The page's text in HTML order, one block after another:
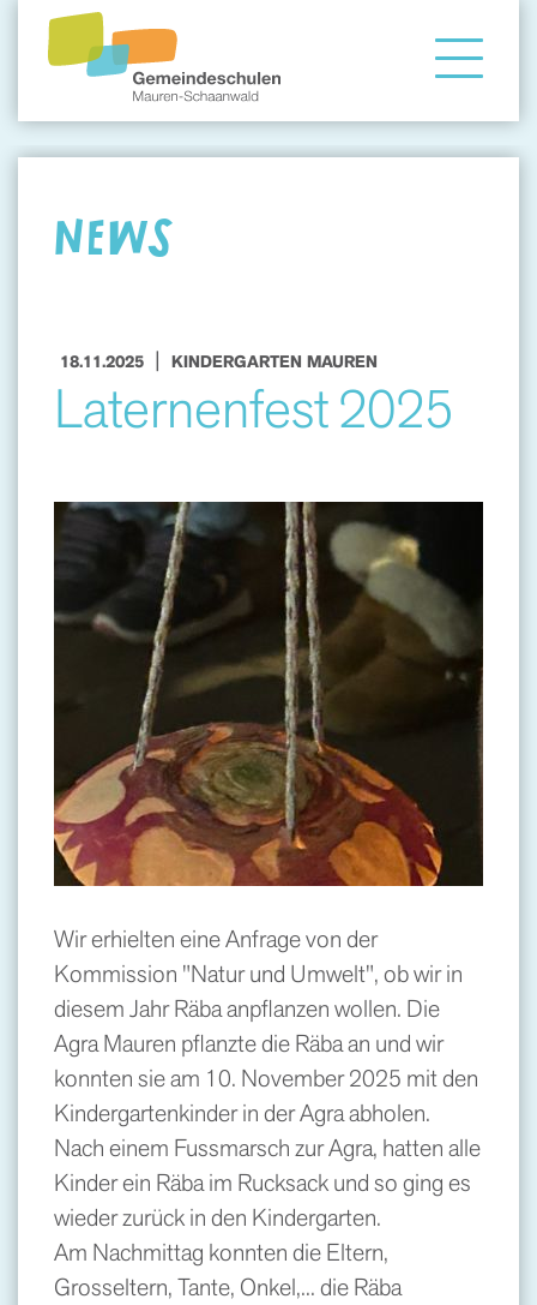
Gemeindeschule
NEWS
18.11.2025 | KINDERGARTEN MAUREN
Laternenfest 2025
Wir erhielten eine Anfrage von der
Kommission "Natur und Umwelt", ob wir in
diesem Jahr Räba anpflanzen wollen. Die
Agra Mauren pflanzte die Räba an und wir
konnten sie am 10. November 2025 mit den
Kindergartenkinder in der Agra abholen.
Nach einem Fussmarsch zur Agra, hatten alle
Kinder ein Räba im Rucksack und so ging es
wieder zurück in den Kindergarten.
Am Nachmittag konnten die Eltern,
Grosseltern, Tante, Onkel,... die Räba